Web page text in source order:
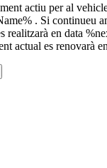
actiu per al
. Si continueu
realitzarà en data
actual es renovarà